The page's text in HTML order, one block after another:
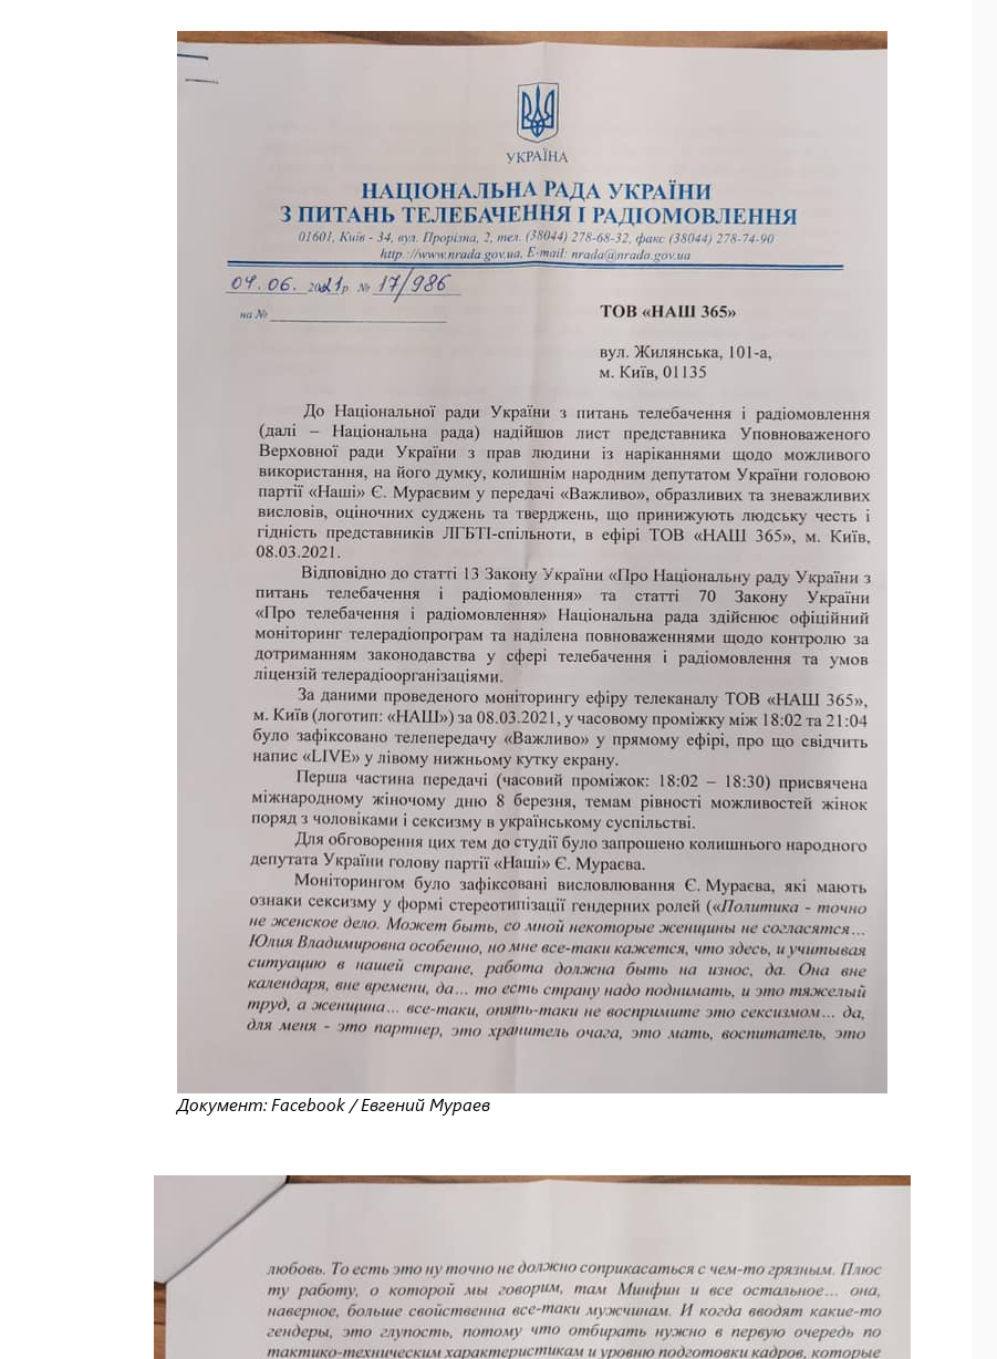
Документ: Facebook / Евгений Мураев